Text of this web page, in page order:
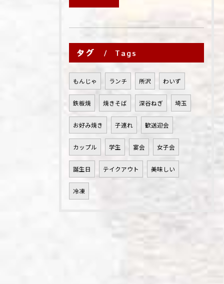
タグ Tags
もんじゃ ランチ 所沢 わいず
鉄板焼 焼きそば 深谷ねぎ 埼玉
お好み焼き 子連れ 歓送迎会
カップル 学生 宴会 女子会
誕生日 テイクアウト 美味しい
冷凍